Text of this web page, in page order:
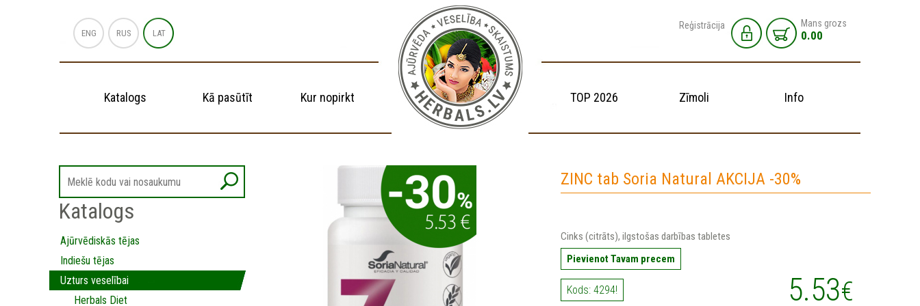
ENG RUS LAT
Reģistrācija Mans grozs
0.00
Katalogs Kā pasūtīt Kur nopirkt TOP 2026 Zīmoli Info
Katalogs
Ajūrvēdiskās tējas
Indiešu tējas
Uzturs veselībai
Herbals Diet
ZINC tab Soria Natural AKCIJA -30%
Cinks (citrāts), ilgstošas darbības tabletes
Pievienot Tavam precem
Kods: 4294! 5.53€